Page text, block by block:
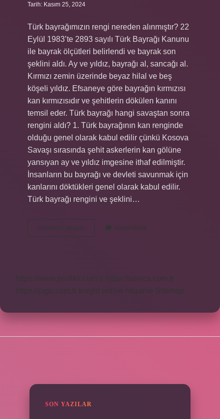
Tarih: Kasım 25, 2024
Türk bayrağımızın rengi nereden alınmıştır? 22
Eylül 1983’te 2893 sayılı Türk Bayrağı Kanunu
ile bayrak ölçütleri belirlendi ve bayrak son
şeklini aldı. Ay ve yıldız, bayrağı al, sancağı al.
Kırmızı zemin üzerinde beyaz hilal ve beş
köşeli yıldız. Efsaneye göre bayrağın kırmızısı
kan kırmızısıdır ve şehitlerin dökülen kanını
temsil eder. Türk bayrağı hangi savaştan sonra
rengini aldı? 1. Türk bayrağının kan renginde
olduğu genel olarak kabul edilir çünkü Kosova
Savaşı sırasında şehit askerlerin kan gölüne
yansıyan ay ve yıldız imgesine ithaf edilmiştir.
İnsanların bu bayrağı ve devleti savunmak için
kanlarını döktükleri genel olarak kabul edilir.
Türk bayrağı rengini ve şeklini…
Devamını okuyun
Bayrağı
Yorum Bırak
https://www.profikir.com.tr
https://sonics.com.tr
https://pigo.com.tr knight online nttgame Sitemap
SON YAZILAR